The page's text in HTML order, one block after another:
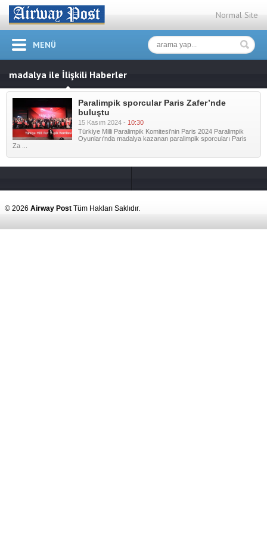
Normal Site
MENÜ
madalya ile İlişkili Haberler
Paralimpik sporcular Paris Zafer’nde
buluştu
15 Kasım 2024 - 10:30
Türkiye Milli Paralimpik Komitesi’nin Paris 2024 Paralimpik
Oyunları'nda madalya kazanan paralimpik sporcuları Paris
Za ...
© 2026 Airway Post Tüm Hakları Saklıdır.